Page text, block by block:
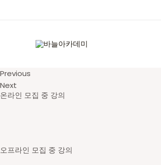
뛰
기
Previous
Next
온라인 모집 중 강의
오프라인 모집 중 강의